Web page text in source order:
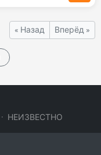
« Назад Вперёд »
· НЕИЗВЕСТНО